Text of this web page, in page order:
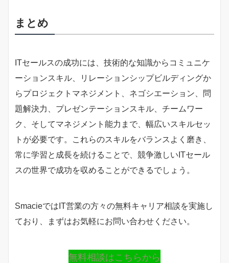
まとめ
ITセールスの成功には、技術的な知識からコミュニケ
ーションスキル、リレーションシップビルディングか
らプロジェクトマネジメント、ネゴシエーション、問
題解決力、プレゼンテーションスキル、チームワー
ク、そしてマネジメント能力まで、幅広いスキルセッ
トが必要です。これらのスキルをバランスよく磨き、
常に学習と成長を続けることで、競争激しいITセール
スの世界で成功を収めることができるでしょう。
SmacieではIT営業の方々の無料キャリア相談を実施し
ており、まずはお気軽にお問い合わせください。
無料相談はこちらから